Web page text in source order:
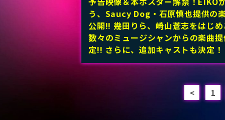
う、Saucy Dog・石原慎也提供の
公開!! 幾田りら、崎山蒼志をはじ
数々のミュージシャンからの楽曲
定!! さらに、追加キャストも決定！
< 1